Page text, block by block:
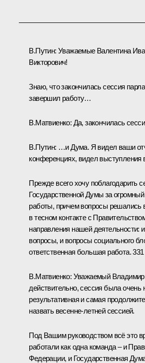
В.Путин: Уважаемые Валентина
Викторович!
Знаю, что закончилась сессия
завершил работу…
В.Матвиенко: Да, закончилась
В.Путин: …и Дума. Я видел ваши
конференциях, видел выступления
Прежде всего хочу поблагодарить
Государственной Думы за
работы, причем вопросы решались
в тесном контакте с
направления нашей деятельности:
вопросы, и вопросы социального
ответственная большая работа. 331
В.Матвиенко: Уважаемый
действительно, сессия была
результативная и самая
назвать весенне-летней сессией.
Под Вашим руководством всё это
работали как одна команда – и
Федерации, и Государственная